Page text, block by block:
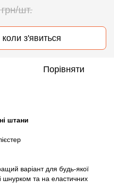
шт.
з'явиться
Порівняти
штани
варіант для будь-якої
шнурком та на еластичних